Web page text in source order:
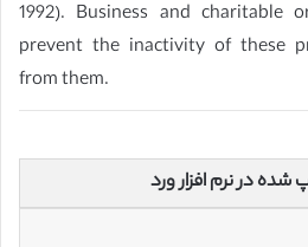
1992). Business and charitable
prevent the inactivity of these
from them.
شده در نرم افزار ورد